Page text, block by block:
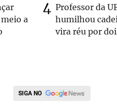
a
Professor da
humilhou
vira réu por
SIGA NO